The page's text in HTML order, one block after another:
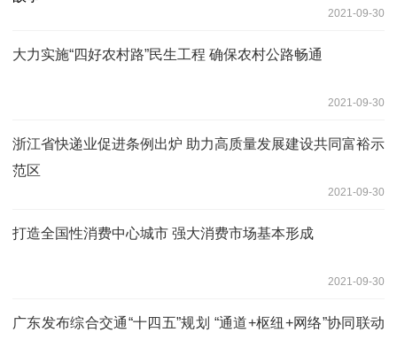
2021-09-30
大力实施“四好农村路”民生工程 确保农村公路畅通
2021-09-30
浙江省快递业促进条例出炉 助力高质量发展建设共同富裕示
范区
2021-09-30
打造全国性消费中心城市 强大消费市场基本形成
2021-09-30
广东发布综合交通“十四五”规划 “通道+枢纽+网络”协同联动